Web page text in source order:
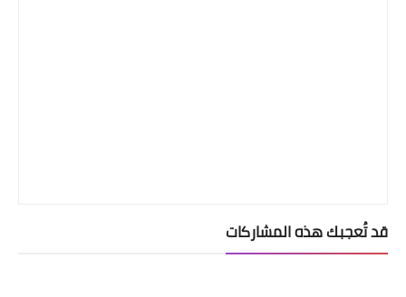
قد تُعجبك هذه المشاركات